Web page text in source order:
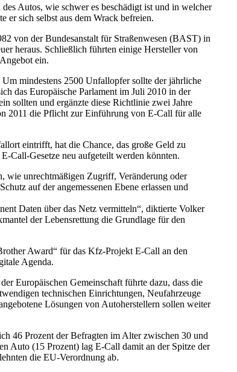
Autos, wie schwer es beschädigt ist und in welcher
sich selbst aus dem Wrack befreien.
von der Bundesanstalt für Straßenwesen (BAST) in
heraus. Schließlich führten einige Hersteller von
ein.
mindestens 2500 Unfallopfer sollte der jährliche
das Europäische Parlament im Juli 2010 in der
sollten und ergänzte diese Richtlinie zwei Jahre
2011 die Pflicht zur Einführung von E-Call für alle
eintrifft, hat die Chance, das große Geld zu
Call-Gesetze neu aufgeteilt werden könnten.
wie unrechtmäßigen Zugriff, Veränderung oder
auf der angemessenen Ebene erlassen und
Daten über das Netz vermitteln“, diktierte Volker
der Lebensrettung die Grundlage für den
Award“ für das Kfz-Projekt E-Call an den
Agenda.
Europäischen Gemeinschaft führte dazu, dass die
technischen Einrichtungen, Neufahrzeuge
Lösungen von Autoherstellern sollen weiter
46 Prozent der Befragten im Alter zwischen 30 und
Auto (15 Prozent) lag E-Call damit an der Spitze der
die EU-Verordnung ab.